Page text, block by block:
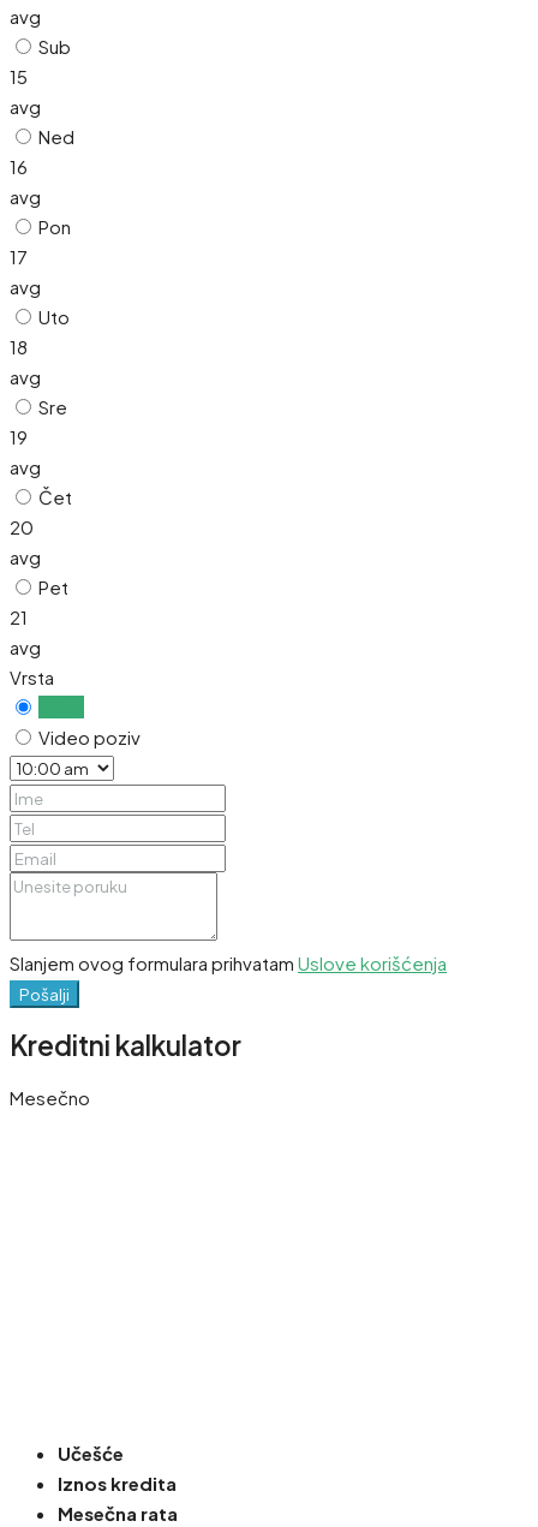
avg
Sub
15
avg
Ned
16
avg
Pon
17
avg
Uto
18
avg
Sre
19
avg
Čet
20
avg
Pet
21
avg
Vrsta
Video poziv
Slanjem ovog formulara prihvatam Uslove korišćenja
Pošalji
Kreditni kalkulator
Mesečno
Učešće
Iznos kredita
Mesečna rata